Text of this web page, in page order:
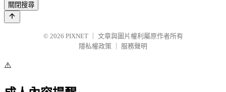
關閉搜尋
© 2026 PIXNET
文章與圖片權利屬原作者所有
隱私權政策
服務聲明
⚠️